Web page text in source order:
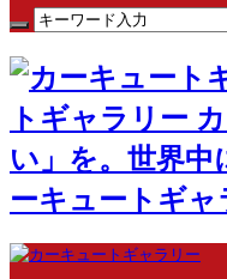
トギャラリー
い」を。世界
ーキュートギャ